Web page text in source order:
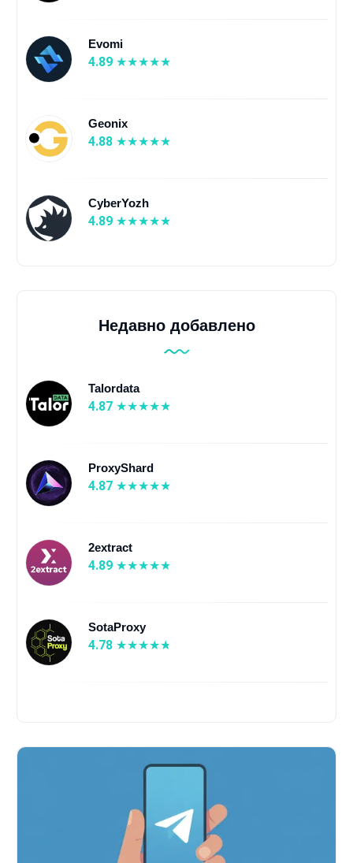
Evomi
4.89
Geonix
4.88
CyberYozh
4.89
Недавно добавлено
Talordata
4.87
ProxyShard
4.87
2extract
4.89
SotaProxy
4.78